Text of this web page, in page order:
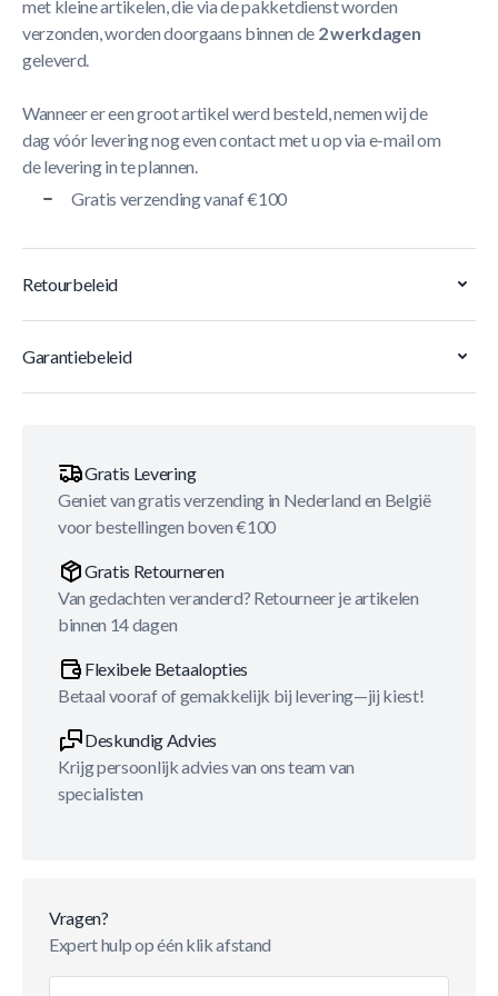
met kleine artikelen, die via de pakketdienst worden
verzonden, worden doorgaans binnen de 2 werkdagen
geleverd.
Wanneer er een groot artikel werd besteld, nemen wij de
dag vóór levering nog even contact met u op via e-mail om
de levering in te plannen.
Gratis verzending vanaf €100
Retourbeleid
Garantiebeleid
Gratis Levering
Geniet van gratis verzending in Nederland en België
voor bestellingen boven €100
Gratis Retourneren
Van gedachten veranderd? Retourneer je artikelen
binnen 14 dagen
Flexibele Betaalopties
Betaal vooraf of gemakkelijk bij levering—jij kiest!
Deskundig Advies
Krijg persoonlijk advies van ons team van
specialisten
Vragen?
Expert hulp op één klik afstand